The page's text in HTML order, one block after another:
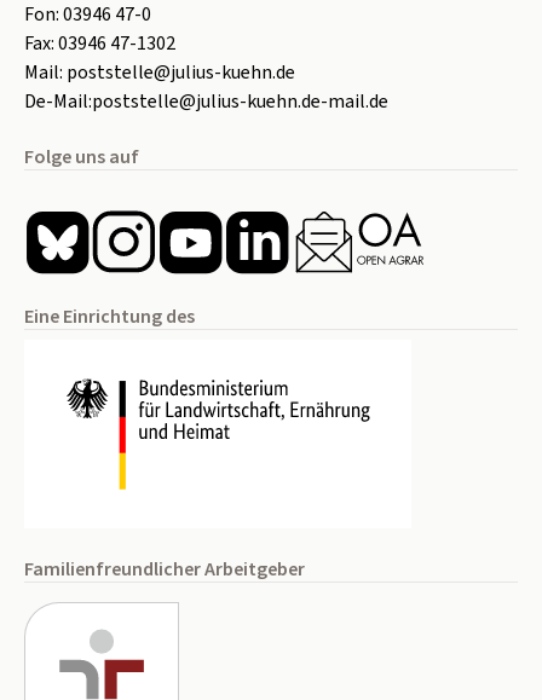
Fon:03946 47-0
Fax:03946 47-1302
Mail: poststelle@julius-kuehn.de
De-Mail:poststelle@julius-kuehn.de-mail.de
Folge uns auf
Eine Einrichtung des
Familienfreundlicher Arbeitgeber